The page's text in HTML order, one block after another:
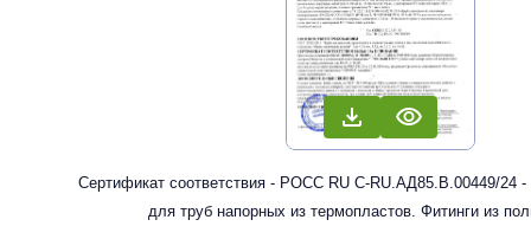
Сертификат соответствия - РОСС RU С-RU.АД85.В.00449/24
для труб напорных из термопластов. Фитинги из